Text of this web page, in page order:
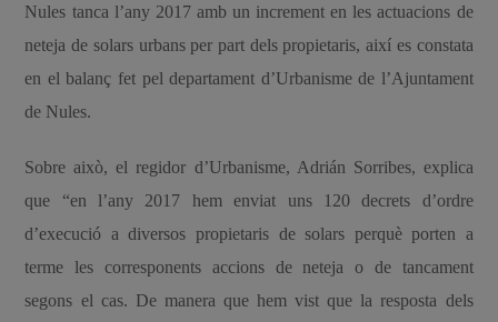
Nules tanca l’any 2017 amb un increment en les actuacions de
neteja de solars urbans per part dels propietaris, així es constata
en el balanç fet pel departament d’Urbanisme de l’Ajuntament
de Nules.
Sobre això, el regidor d’Urbanisme, Adrián Sorribes, explica
que “en l’any 2017 hem enviat uns 120 decrets d’ordre
d’execució a diversos propietaris de solars perquè porten a
terme les corresponents accions de neteja o de tancament
segons el cas. De manera que hem vist que la resposta dels